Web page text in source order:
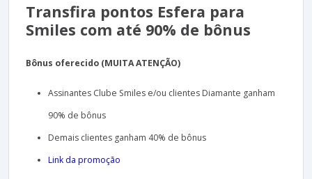
Transfira pontos Esfera para
Smiles com até 90% de bônus
Bônus oferecido (MUITA ATENÇÃO)
Assinantes Clube Smiles e/ou clientes Diamante ganham
90% de bônus
Demais clientes ganham 40% de bônus
Link da promoção